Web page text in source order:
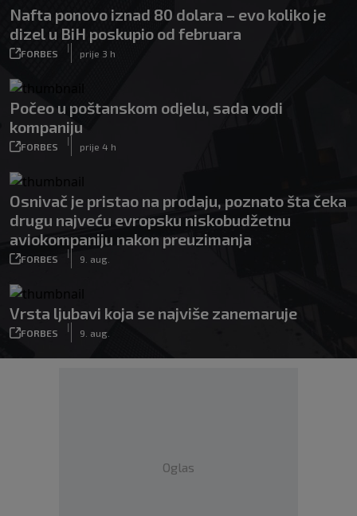
Nafta ponovo iznad 80 dolara – evo koliko je
dizel u BiH poskupio od februara
FORBES
|
prije 3 h
Počeo u poštanskom odjelu, sada vodi
kompaniju
FORBES
|
prije 4 h
Osnivač je pristao na prodaju, poznato šta čeka
drugu najveću evropsku niskobudžetnu
aviokompaniju nakon preuzimanja
FORBES
|
9. aug.
Vrsta ljubavi koja se najviše zanemaruje
FORBES
|
9. aug.
Oglas